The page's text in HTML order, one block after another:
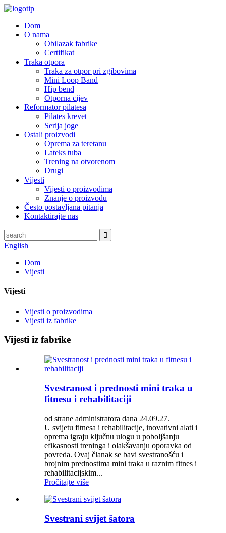
Dom
O nama
Obilazak fabrike
Certifikat
Traka otpora
Traka za otpor pri zgibovima
Mini Loop Band
Hip bend
Otporna cijev
Reformator pilatesa
Pilates krevet
Serija joge
Ostali proizvodi
Oprema za teretanu
Lateks tuba
Trening na otvorenom
Drugi
Vijesti
Vijesti o proizvodima
Znanje o proizvodu
Često postavljana pitanja
Kontaktirajte nas
English
Dom
Vijesti
Vijesti
Vijesti o proizvodima
Vijesti iz fabrike
Vijesti iz fabrike
Svestranost i prednosti mini traka u
fitnesu i rehabilitaciji
od strane administratora dana 24.09.27.
U svijetu fitnesa i rehabilitacije, inovativni alati i
oprema igraju ključnu ulogu u poboljšanju
efikasnosti treninga i olakšavanju oporavka od
povreda. Ovaj članak se bavi svestranošću i
brojnim prednostima mini traka u raznim fitnes i
rehabilitacijskim...
Pročitajte više
Svestrani svijet šatora